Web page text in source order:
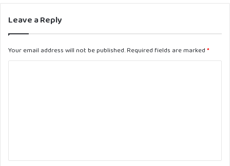
Leave a Reply
Your email address will not be published.Required fields are marked *
t